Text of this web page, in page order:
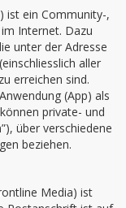
ist ein Community-,
Internet. Dazu
unter der Adresse
aller
erreichen sind.
(App) als
private- und
über verschiedene
beziehen.
Media) ist